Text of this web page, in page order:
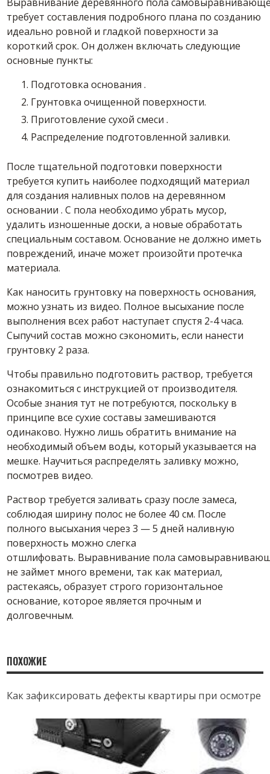
требует составления подробного плана по созданию
идеально ровной и гладкой поверхности за
короткий срок. Он должен включать следующие
основные пункты:
Подготовкаоснования .
Грунтовка очищенной поверхности.
Приготовление сухойсмеси .
Распределение подготовленной заливки.
После тщательной подготовки поверхности
требуется купить наиболее подходящий материал
для создания наливных полов на деревянном
основании . С пола необходимо убрать мусор,
удалить изношенные доски, а новые обработать
специальным составом.Основание не должно иметь
повреждений, иначе может произойти протечка
материала.
Как наносить грунтовку на поверхностьоснования,
можно узнать из видео. Полное высыхание после
выполнения всех работ наступает спустя 2-4 часа.
Сыпучийсостав можно сэкономить, если нанести
грунтовку 2 раза.
Чтобы правильно подготовить раствор, требуется
ознакомиться с инструкцией от производителя.
Особые знания тут не потребуются, поскольку в
принципе всесухие составы замешиваются
одинаково. Нужно лишь обратить внимание на
необходимый объем воды, который указывается на
мешке. Научиться распределять заливку можно,
посмотрев видео.
Раствор требуется заливать сразу после замеса,
соблюдая ширину полос не более 40 см. После
полного высыхания через 3 — 5 дней наливную
поверхность можно слегка
отшлифовать. Выравнивание пола
не займет много времени, так как материал,
растекаясь, образует строго горизонтальное
основание, которое является прочным и
долговечным.
ПОХОЖИЕ
Как зафиксировать дефекты квартиры при осмотре